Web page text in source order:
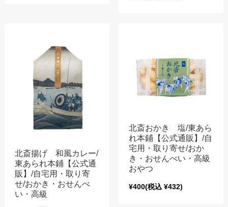
北斎揚げ 和風カレー/
東あられ本鋪【公式通
販】/自宅用・取り寄
せ/おかき・おせんべ
い・高級
北斎おかき 塩/東あら
れ本鋪【公式通販】/自
宅用・取り寄せ/おか
き・おせんべい・高級
おやつ
¥400(税込 ¥432)